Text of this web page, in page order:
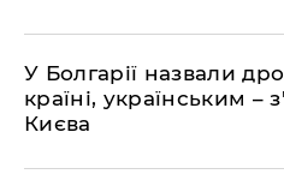
У Болгарії назвали
країні, українським –
Києва